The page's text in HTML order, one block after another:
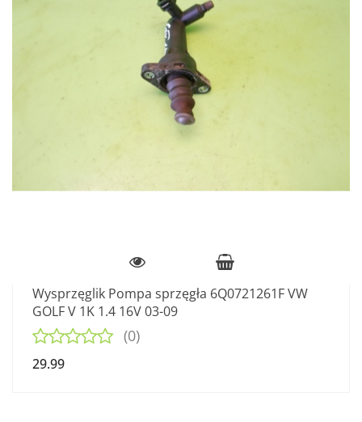
Wysprzęglik Pompa sprzęgła 6Q0721261F VW
GOLF V 1K 1.4 16V 03-09
(0)
29.99